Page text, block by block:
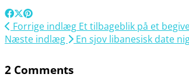
Forrige indlæg Et tilbageblik på et
Næste indlæg
En sjov libanesisk date
2 Comments